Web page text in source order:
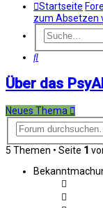
Startseite
zum Absetzen
Suche
Über das
Neues Thema
5 Themen • Seite 1